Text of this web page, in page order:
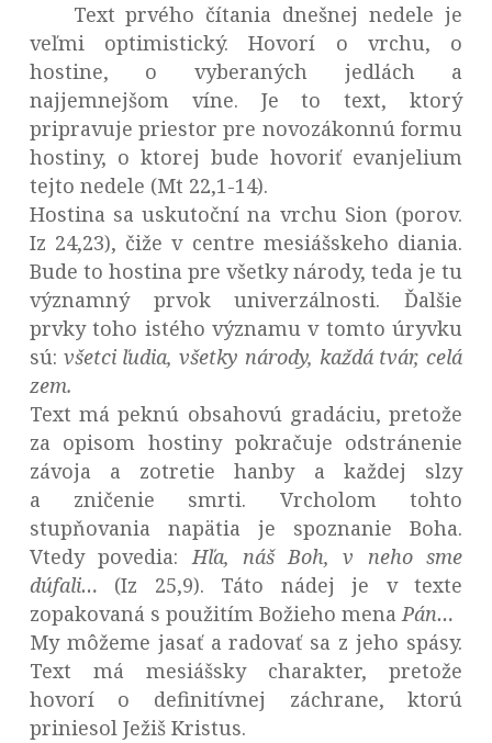
Text prvého čítania dnešnej nedele je
veľmi optimistický. Hovorí o vrchu, o
hostine, o vyberaných jedlách a
najjemnejšom víne. Je to text, ktorý
pripravuje priestor pre novozákonnú formu
hostiny, o ktorej bude hovoriť evanjelium
tejto nedele (Mt 22,1-14).
Hostina sa uskutoční na vrchu Sion (porov.
Iz 24,23), čiže v centre mesiášskeho diania.
Bude to hostina pre všetky národy, teda je tu
významný prvok univerzálnosti. Ďalšie
prvky toho istého významu v tomto úryvku
sú: všetci ľudia, všetky národy, každá tvár, celá
zem.
Text má peknú obsahovú gradáciu, pretože
za opisom hostiny pokračuje odstránenie
závoja a zotretie hanby a každej slzy
a zničenie smrti. Vrcholom tohto
stupňovania napätia je spoznanie Boha.
Vtedy povedia:Hľa, náš Boh, v neho sme
dúfali… (Iz 25,9). Táto nádej je v texte
zopakovaná s použitím Božieho menaPán…
My môžeme jasať a radovať sa z jeho spásy.
Text má mesiášsky charakter, pretože
hovorí o definitívnej záchrane, ktorú
priniesol Ježiš Kristus.